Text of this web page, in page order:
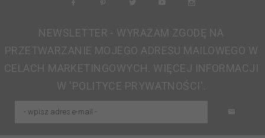
NEWSLETTER - WYRAŻAM ZGODĘ NA
PRZETWARZANIE MOJEGO ADRESU MAILOWEGO W
CELACH MARKETINGOWYCH. WIĘCEJ INFORMACJI
W 'POLITYCE PRYWATNOŚCI'.